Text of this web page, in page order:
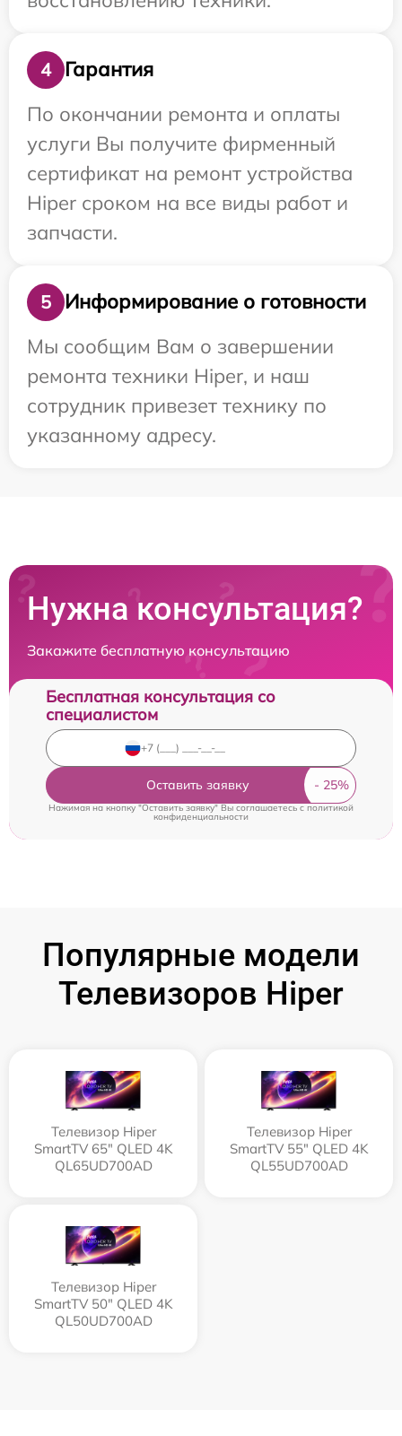
4
Гарантия
По окончании ремонта и оплаты
услуги Вы получите фирменный
сертификат на ремонт устройства
Hiper сроком на все виды работ и
запчасти.
5
Информирование о готовности
Мы сообщим Вам о завершении
ремонта техники Hiper, и наш
сотрудник привезет технику по
указанному адресу.
Нужна консультация?
Закажите бесплатную консультацию
Бесплатная консультация со
специалистом
Оставить заявку
Нажимая на кнопку "Оставить заявку" Вы соглашаетесь cполитикой
конфиденциальности
Популярные модели
Телевизоров Hiper
Телевизор Hiper
SmartTV 65" QLED 4K
QL65UD700AD
Телевизор Hiper
SmartTV 55" QLED 4K
QL55UD700AD
Телевизор Hiper
SmartTV 50" QLED 4K
QL50UD700AD